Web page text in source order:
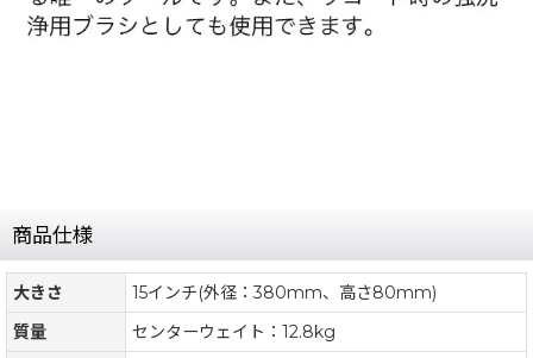
商品仕様
大きさ
15インチ(外径：380mm、高さ80mm)
質量
センターウェイト：12.8kg